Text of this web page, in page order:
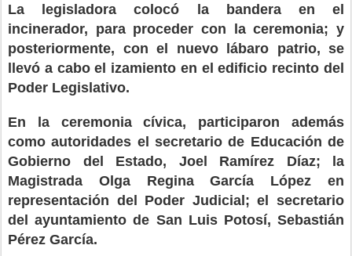
La legisladora colocó la bandera en el
incinerador, para proceder con la ceremonia; y
posteriormente, con el nuevo lábaro patrio, se
llevó a cabo el izamiento en el edificio recinto del
Poder Legislativo.
En la ceremonia cívica, participaron además
como autoridades el secretario de Educación de
Gobierno del Estado, Joel Ramírez Díaz; la
Magistrada Olga Regina García López en
representación del Poder Judicial; el secretario
del ayuntamiento de San Luis Potosí, Sebastián
Pérez García.